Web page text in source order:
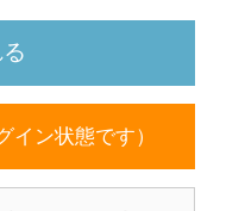
イン状態です）